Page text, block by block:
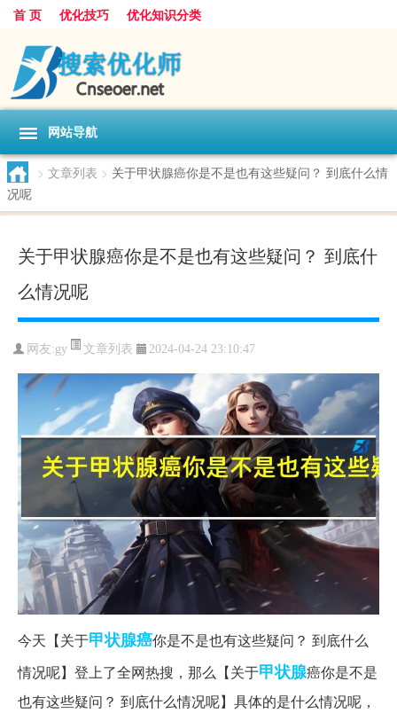
首 页 优化技巧 优化知识分类
网站导航
> 文章列表 > 关于甲状腺癌你是不是也有这些疑问？ 到底什么情
况呢
关于甲状腺癌你是不是也有这些疑问？ 到底什
么情况呢
网友:gy 文章列表 2024-04-24 23:10:47
今天【关于甲状腺癌你是不是也有这些疑问？ 到底什么
情况呢】登上了全网热搜，那么【关于甲状腺癌你是不是
也有这些疑问？ 到底什么情况呢】具体的是什么情况呢，